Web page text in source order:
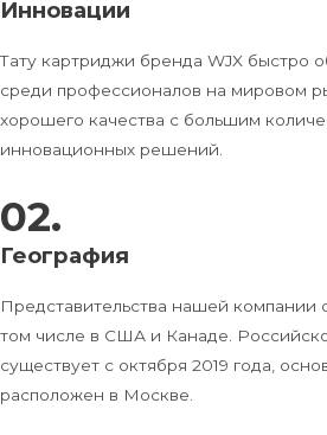
Инновации
Тату картриджи бренда WJX быстро
среди профессионалов на мировом
хорошего качества с большим
инновационных решений.
02.
География
Представительства нашей компании
том числе в США и Канаде.
существует с октября 2019 года,
расположен в Москве.